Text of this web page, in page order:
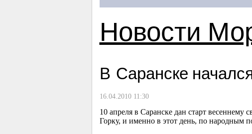
Новости
В Саранске
16.04.2010 11:30
10 апреля в Саранске дан старт
Горку, и именно в этот день, по народным